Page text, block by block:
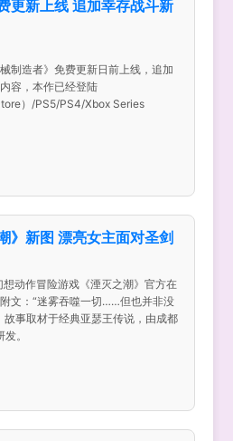
更新上线 追加幸存战斗新
制造者》免费更新日前上线，追加
容，本作已经登陆
）/PS5/PS4/Xbox Series
》新图 漂亮女主面对圣剑
动作冒险游戏《湮灭之潮》官方在
文：“迷雾吞噬一切……但也并非没
故事取材于经典亚瑟王传说，由成都
。